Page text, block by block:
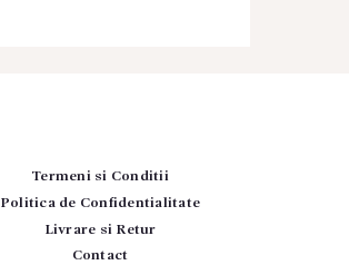
Termeni si Conditii
Politica de Confidentialitate
Livrare si Retur
Contact